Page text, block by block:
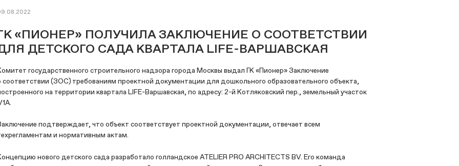
«ПИОНЕР» ПОЛУЧИЛА ЗАКЛЮЧЕНИЕ О СООТВЕТСТВИИ
ДЕТСКОГО САДА КВАРТАЛА LIFE-ВАРШАВСКАЯ
государственного строительного надзора города Москвы выдал ГК «Пионер» Заключение
соответствии (ЗОС) требованиям проектной документации для дошкольного образовательного объекта,
на территории квартала LIFE-Варшавская, по адресу: 2-й Котляковский пер., земельный участок
1А.
подтверждает, что объект соответствует проектной документации, отвечает всем
и нормативным актам.
нового детского сада разработало голландское ATELIER PRO ARCHITECTS BV. Его команда